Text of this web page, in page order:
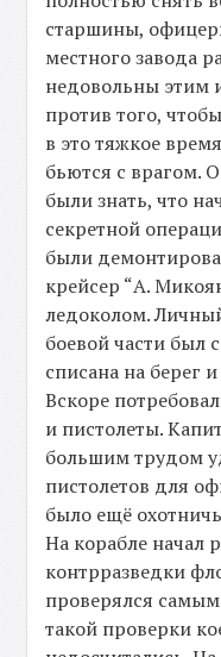
старшины,
местного завода
недовольны этим
против того,
в это тяжкое
бьются с врагом.
были знать, что
секретной
были
крейсер “А.
ледоколом.
боевой части был
списана на берег
Вскоре
и пистолеты.
большим трудом
пистолетов для
было ещё
На корабле начал
контрразведки
проверялся
такой проверки